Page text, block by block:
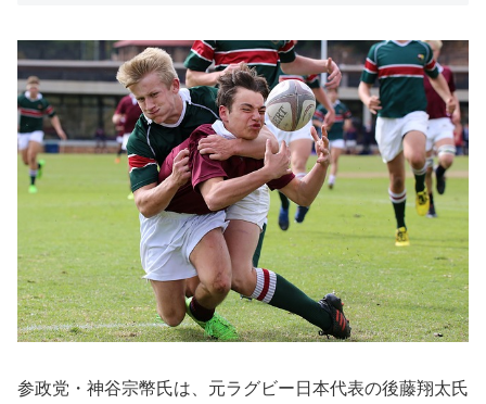
参政党・神谷宗幣氏は、元ラグビー日本代表の後藤翔太氏